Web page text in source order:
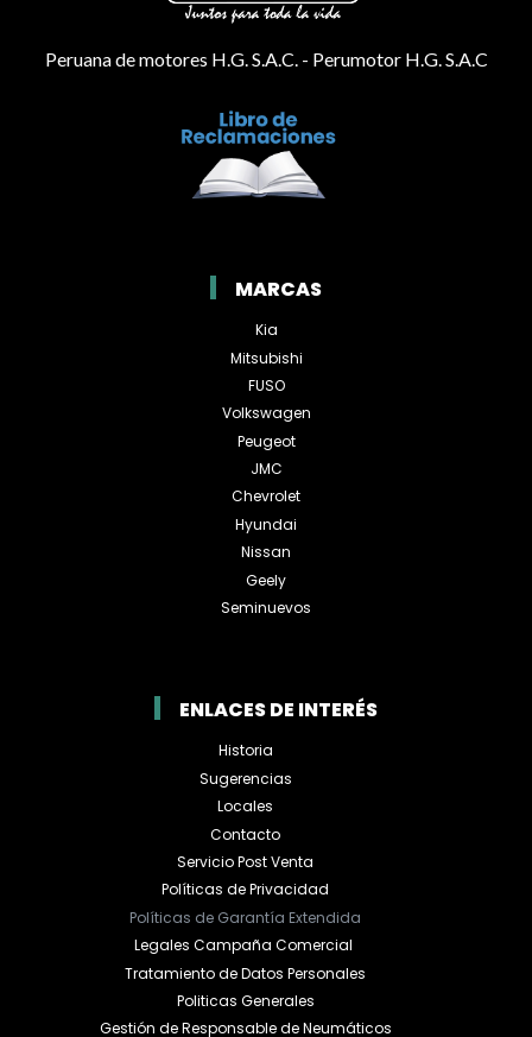
Peruana de motores H.G. S.A.C. - Perumotor H.G. S.A.C
MARCAS
Kia
Mitsubishi
FUSO
Volkswagen
Peugeot
JMC
Chevrolet
Hyundai
Nissan
Geely
Seminuevos
ENLACES DE INTERÉS
Historia
Sugerencias
Locales
Contacto
Servicio Post Venta
Políticas de Privacidad
Políticas de Garantía Extendida
Legales Campaña Comercial
Tratamiento de Datos Personales
Politicas Generales
Gestión de Responsable de Neumáticos